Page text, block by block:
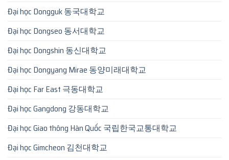
Đại học Dongguk 동국대학교
Đại học Dongseo 동서대학교
Đại học Dongshin 동신대학교
Đại học Dongyang Mirae 동양미래대학교
Đại học Far East 극동대학교
Đại học Gangdong 강동대학교
Đại học Giao thông Hàn Quốc 국립한국교통대학교
Đại học Gimcheon 김천대학교